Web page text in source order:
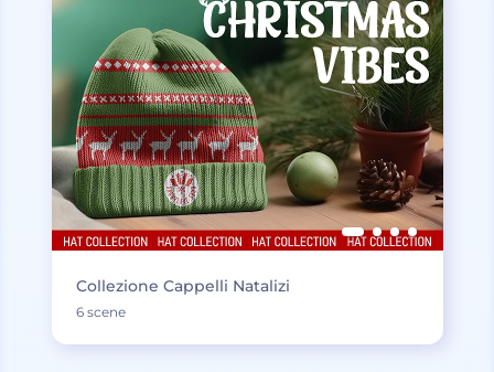
Collezione Cappelli Natalizi
6 scene